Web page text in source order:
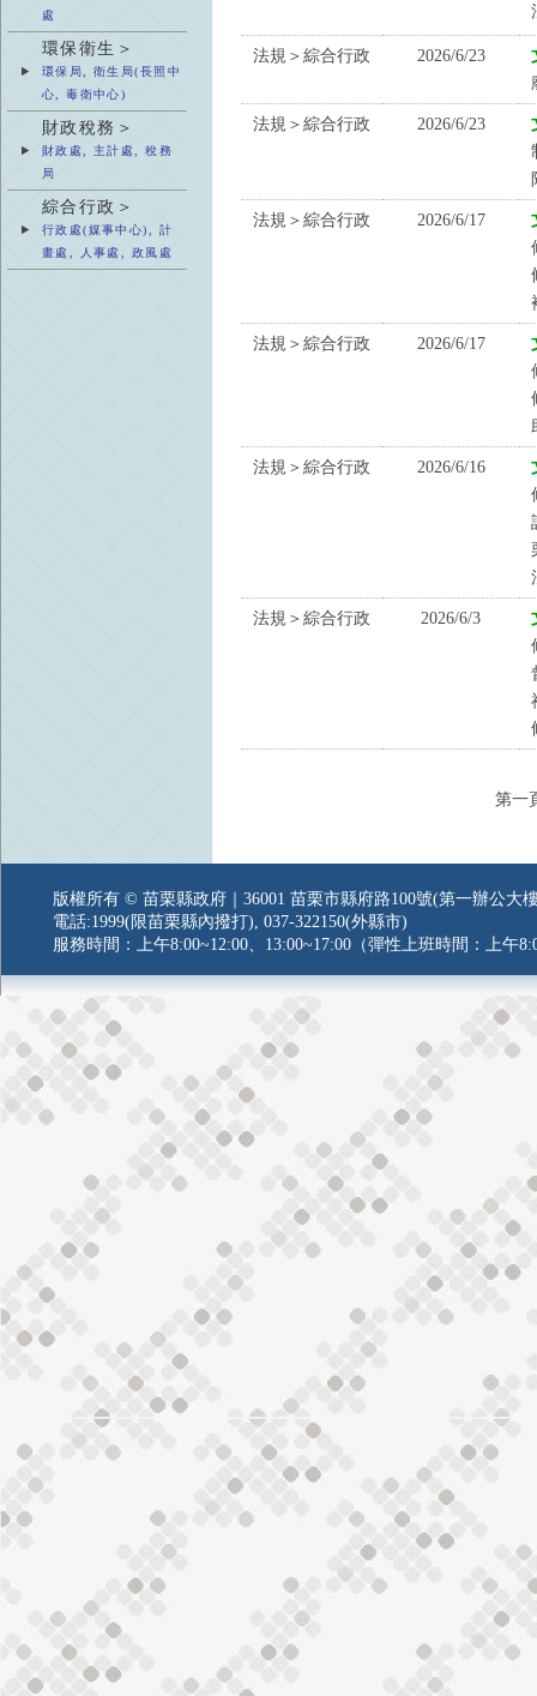
處
環保衛生＞
環保局, 衛生局(長照中
心, 毒衛中心)
財政稅務＞
財政處, 主計處, 稅務
局
綜合行政＞
行政處(媒事中心), 計
畫處, 人事處, 政風處
法規＞綜合行政 2026/6/23
法規＞綜合行政 2026/6/23
法規＞綜合行政 2026/6/17
法規＞綜合行政 2026/6/17
法規＞綜合行政 2026/6/16
法規＞綜合行政 2026/6/3
第一
版權所有 © 苗栗縣政府｜36001 苗栗市縣府路100號(第一辦公大
電話:1999(限苗栗縣內撥打), 037-322150(外縣市)
服務時間：上午8:00~12:00、13:00~17:00（彈性上班時間：上午